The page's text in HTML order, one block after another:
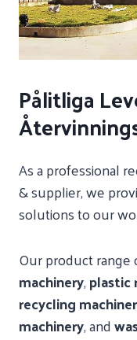
Pålitliga
As a professional
& supplier, we
solutions to our
Our product range
machinery,plastic
recycling
machinery, and